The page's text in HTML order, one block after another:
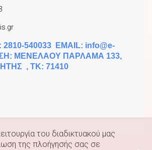
540033 EMAIL: info@e-
ΜΕΝΕΛΑΟΥ ΠΑΡΛΑΜΑ 133,
, ΤΚ: 71410
του διαδικτυακού μας
της πλοήγησής σας σε